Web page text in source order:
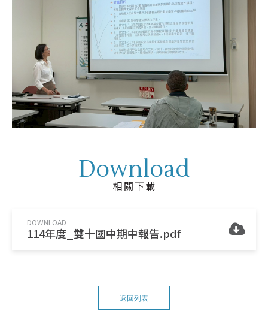
Download
相關下載
DOWNLOAD
114年度_雙十國中期中報告.pdf
返回列表